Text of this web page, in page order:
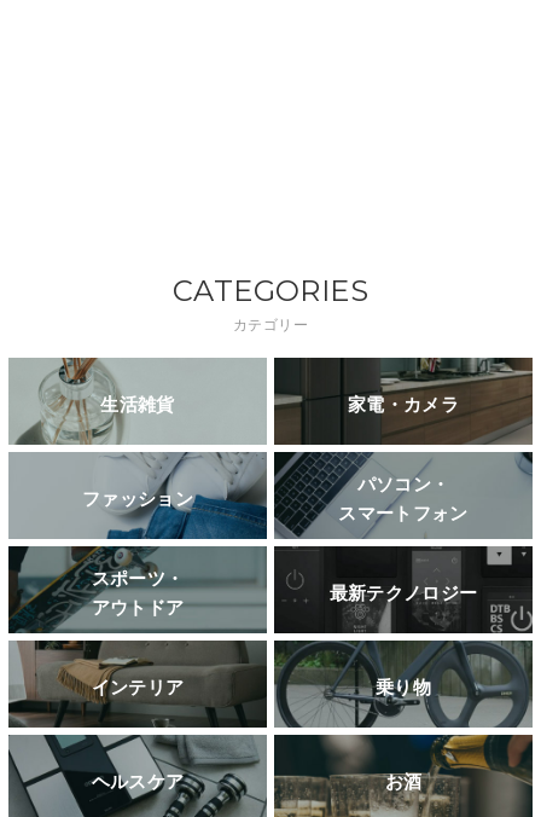
CATEGORIES
カテゴリー
生活雑貨 家電・カメラ
ファッション
パソコン・
スマートフォン
スポーツ・
アウトドア
最新テクノロジー
インテリア 乗り物
ヘルスケア お酒